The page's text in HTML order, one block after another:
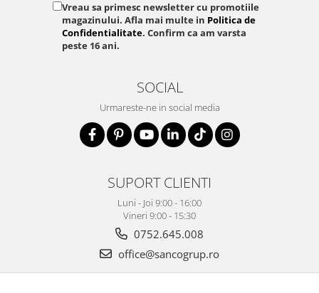
Vreau sa primesc newsletter cu promotiile
magazinului. Afla mai multe in Politica de
Confidentialitate. Confirm ca am varsta
peste 16 ani.
SOCIAL
Urmareste-ne in social media
SUPORT CLIENTI
Luni - Joi 9:00 - 16:00
Vineri 9:00 - 15:30
0752.645.008
office@sancogrup.ro